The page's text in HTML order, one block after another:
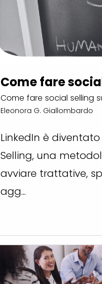
Come fare
Come fare social selling
Eleonora G. Giallombardo
LinkedIn è
Selling, una
avviare trattative,
agg...